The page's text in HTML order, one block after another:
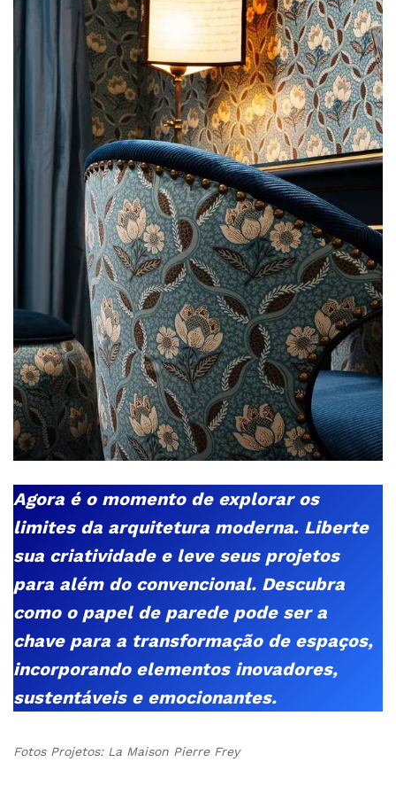
Agora é o momento de explorar os
limites da arquitetura moderna. Liberte
sua criatividade e leve seus projetos
para além do convencional. Descubra
como o papel de parede pode ser a
chave para a transformação de espaços,
incorporando elementos inovadores,
sustentáveis e emocionantes.
Fotos Projetos: La Maison Pierre Frey